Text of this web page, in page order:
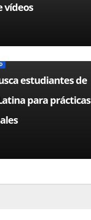
vídeos
estudiantes de
para prácticas